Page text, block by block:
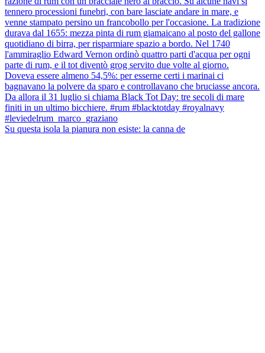
Su questa isola la pianura non esiste: la canna de